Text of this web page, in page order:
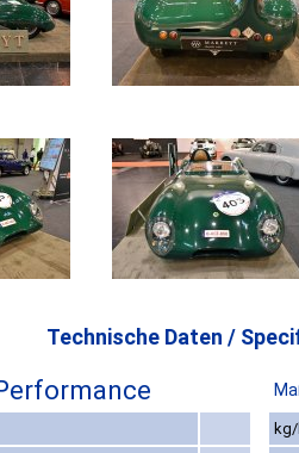
Technische Daten /